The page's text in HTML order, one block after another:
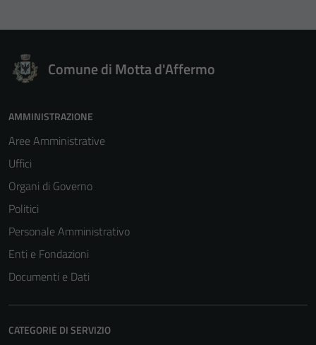
Comune di Motta d'Affermo
AMMINISTRAZIONE
Aree Amministrative
Uffici
Organi di Governo
Politici
Personale Amministrativo
Enti e Fondazioni
Documenti e Dati
CATEGORIE DI SERVIZIO